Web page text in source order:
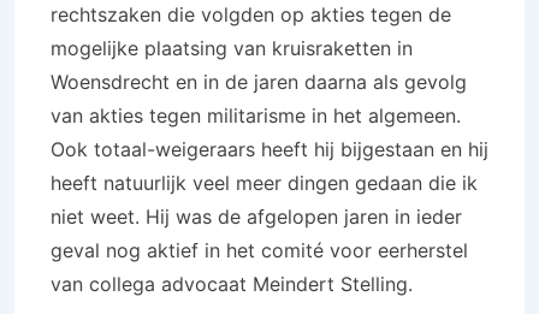
rechtszaken die volgden op akties tegen de
mogelijke plaatsing van kruisraketten in
Woensdrecht en in de jaren daarna als gevolg
van akties tegen militarisme in het algemeen.
Ook totaal-weigeraars heeft hij bijgestaan en hij
heeft natuurlijk veel meer dingen gedaan die ik
niet weet. Hij was de afgelopen jaren in ieder
geval nog aktief in het comité voor eerherstel
van collega advocaat Meindert Stelling.